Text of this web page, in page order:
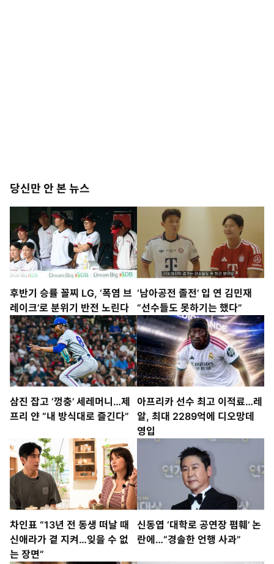
당신만 안 본 뉴스
후반기 승률 꼴찌 LG, ‘폭염 브
레이크’로 분위기 반전 노린다
‘남아공전 졸전’ 입 연 김민재
“선수들도 못하기는 했다”
삼진 잡고 ‘껑충’ 세레머니…제
프리 얀 “내 방식대로 즐긴다”
아프리카 선수 최고 이적료…레
알, 최대 2289억에 디오망데
영입
차인표 “13년 전 동생 떠날 때
신애라가 곁 지켜…잊을 수 없
는 장면”
신동엽 ‘대학로 공연장 폄훼’ 논
란에…“경솔한 언행 사과”